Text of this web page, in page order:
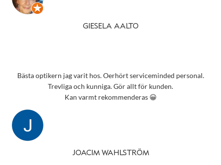
GIESELA AALTO
Bästa optikern jag varit hos. Oerhört serviceminded personal.
Trevliga och kunniga. Gör allt för kunden.
Kan varmt rekommenderas 😀
JOACIM WAHLSTRÖM